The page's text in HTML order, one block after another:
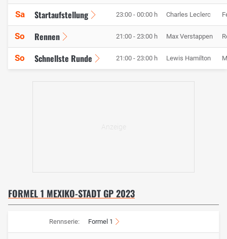
Sa Startaufstellung 23:00 - 00:00 h Charles Leclerc
So Rennen 21:00 - 23:00 h Max Verstappen
So Schnellste Runde 21:00 - 23:00 h Lewis Hamilton
FORMEL 1 MEXIKO-STADT GP 2023
Rennserie: Formel 1